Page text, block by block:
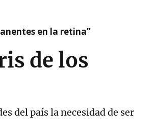
en la retina”
de los
del país la necesidad de ser